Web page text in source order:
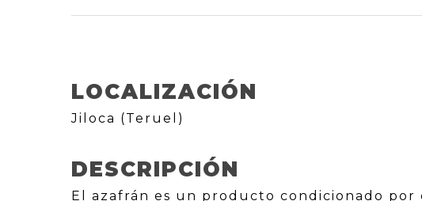
LOCALIZACIÓN
Jiloca (Teruel)
DESCRIPCIÓN
El azafrán es un producto condicionado